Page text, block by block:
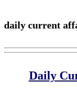
daily current
Daily